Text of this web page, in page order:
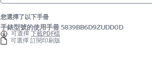
您選擇了以下手冊
手錶型號的使用手冊 5839BB6D9ZUDD0D
可選擇下載PDF檔
可選擇 訂閱印刷版